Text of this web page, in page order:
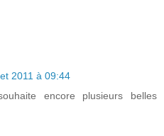
2011 à 09:44
encore plusieurs belles